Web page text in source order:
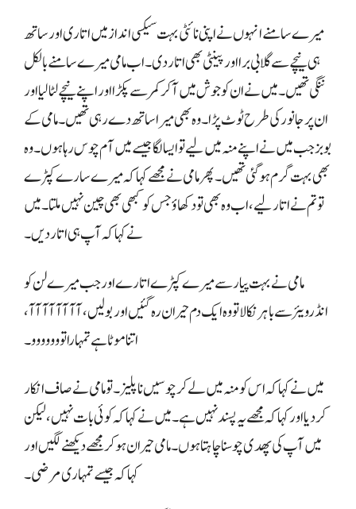
میرے سامنے انہوں نے اپنی نائٹی بہت سیکسی انداز میں اتاری اور ساتھ
ہی نیچے سے گلابی برا اور پینٹی بھی اتار دی۔ اب مامی میرے سامنے بالکل
ننگی تھیں۔ میں نے ان کو جوش میں آ کر کمر سے پکڑا اور اپنے نیچے لٹا لیا اور
ان پر جانور کی طرح ٹوٹ پڑا۔ وہ بھی میرا ساتھ دے رہی تھیں۔ مامی کے
بوبز جب میں نے اپنے منہ میں لیے تو ایسا لگا جیسے میں آم چوس رہا ہوں۔ وہ
بھی بہت گرم ہو گئی تھیں۔ پھر مامی نے مجھے کہا کہ میرے سارے کپڑے
تو تم نے اتار لیے، اب وہ بھی تو دکھاؤ جس کو کبھی بھی چین نہیں ملتا۔ میں
نے کہا کہ آپ ہی اتار دیں۔
مامی نے بہت پیار سے میرے کپڑے اتارے اور جب میرے لن کو
انڈرویئر سے باہر نکالا تو وہ ایک دم حیران رہ گئیں اور بولیں، آآآآآآآآ،
اتنا موٹا ہے تمہارا تووووووو۔
میں نے کہا کہ اس کو منہ میں لے کر چوسیں نا پلیز۔ تو مامی نے صاف انکار
کر دیا اور کہا کہ مجھے یہ پسند نہیں ہے۔ میں نے کہا کہ کوئی بات نہیں، لیکن
میں آپ کی پھدی چوسنا چاہتا ہوں۔ مامی حیران ہو کر مجھے دیکھنے لگیں اور
کہا کہ جیسے تمہاری مرضی۔